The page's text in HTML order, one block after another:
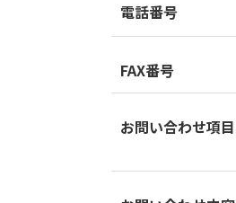
電話番号
FAX番号
お問い合わせ項目